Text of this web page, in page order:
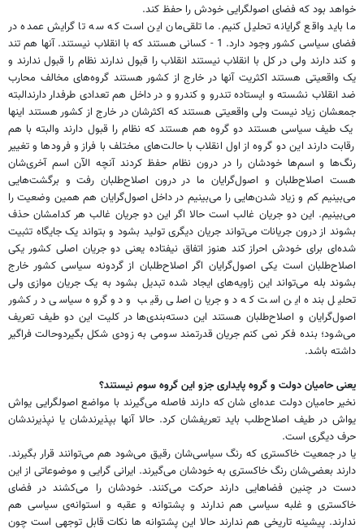
خواهد بود که فضای اصولگرایی خودش را حفظ کند.
ما باید واقع گرایانه تحلیل کنیم. ما تلقی‌مان این است که سه تا گرایش عمده در
فضای سیاسی کشور وجود دارد. 1 - کسانی هستند که با انقلاب نیستند. آنها هم تند
و کند دارند ولی در کل با انقلاب نیستند انقلاب را قبول ندارند نظام را قبول ندارند و
یک واقعیتی هستند اکثریت آنها در خارج از کشور هستند گروه‌های مخالف محارب
ضد انقلاب نشسته و ایستاده تند‌رو و کند‌رو و در داخل هم تعدادی طرفدار دارندالبته
جمعشان زیاد نیست ولی واقعیتی هستند که اکثرشان در خارج از کشور هستند اینها
یک طیف سیاسی هستند دو گروه هم هستند که نظام را قبول دارند والبته با هم
رقابت دارند این دو گروه از اول انقلاب با حالت‌های مختلف با فراز و فرود‌ها و تغییر
رنگ‌ها و اسم‌ها خودشان را در درون نظام حفظ کردند آنچه الآن اسم آخری‌شان
هست اصلاح‌طلبان و اصول‌گرایان ما در درون اصلاح‌طلبان رفت و برگشت‌هایی
می‌بینیم کم و زیاد شدن‌هایی را می‌بینیم در داخل اصول‌گرا‌یان هم همین وضعیت را
می‌بینیم. این دو جریان غالب است حالا اگر این دو جریان غالب هر کدامشان حذف
بشوند از درون جریانات می‌تواند جریان دیگری تولید بشود و بتواند یک جایگاه تثبیت
شده‌ای برای خودش احراز کند هنوز اتفاق نیفتاده یعنی دو جریان اصلی کشور یکی
اصلاح‌طلبان است یکی اصول‌گرایان اگر اصلاح‌طلبان از گردونه سیاسی کشور خارج
بشوند بله می‌تواند این زاویه‌های ایجاد شده تبدیل بشود به یک جریان موازی ولی
تحلیل بنده این است که دو جریان اصلی رقیب و دو گروه سیاسی در کشور
اصول‌گرایان و اصلاح‌طلبان هستند این دسته‌بندی‌ها در کلیت این دو طیف تعریف
می‌شود؛ بنده فکر نمی کنم جریان قدرتمند سومی به زودی شکل بگیردوحالت فراگیر
داشته باشد.
یعنی حامیان دولت و گروه پایداری جزو این گروه سوم نیستند؟
نخیر حامیان دولت عده‌ای شان که دارند فاصله می‌گیرند با مواضع اصولگرایی یواش
یواش در طیف اصلاح‌طلب باید تعریفشان کرد. حالا آنها بپذیرند‌شان یا نپذیرندشان
حرف دیگری است.
یا در جمعیت خاکستری که رنگ سیاسی‌شان رقیق می‌شود هم می‌توانند قرار بگیرند.
دارند بعضی‌شان رنگ خاکستری به خودشان می‌گیرند. ایرانی گرایی و موضوعاتی از این
دست در چنین فضا‌هایی دارند حرکت می‌کنند. خودشان را می‌کشند در فضای
خاکستری و غلبه سیاسی هم ندارند و پشتوانه و عقبه و استوانه‌ی سیاسی هم
ندارند. پیشینه تاریخی هم ندارند حالا این پشتوانه ها نکات قابل توجهی است چون